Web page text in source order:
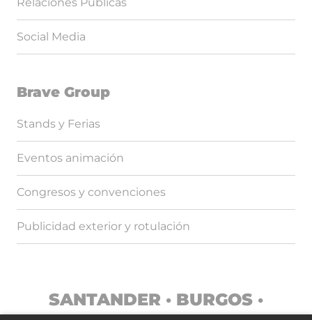
Social Media
Brave Group
Stands y Ferias
Eventos animación
Congresos y convenciones
Publicidad exterior y rotulación
SANTANDER · BURGOS ·